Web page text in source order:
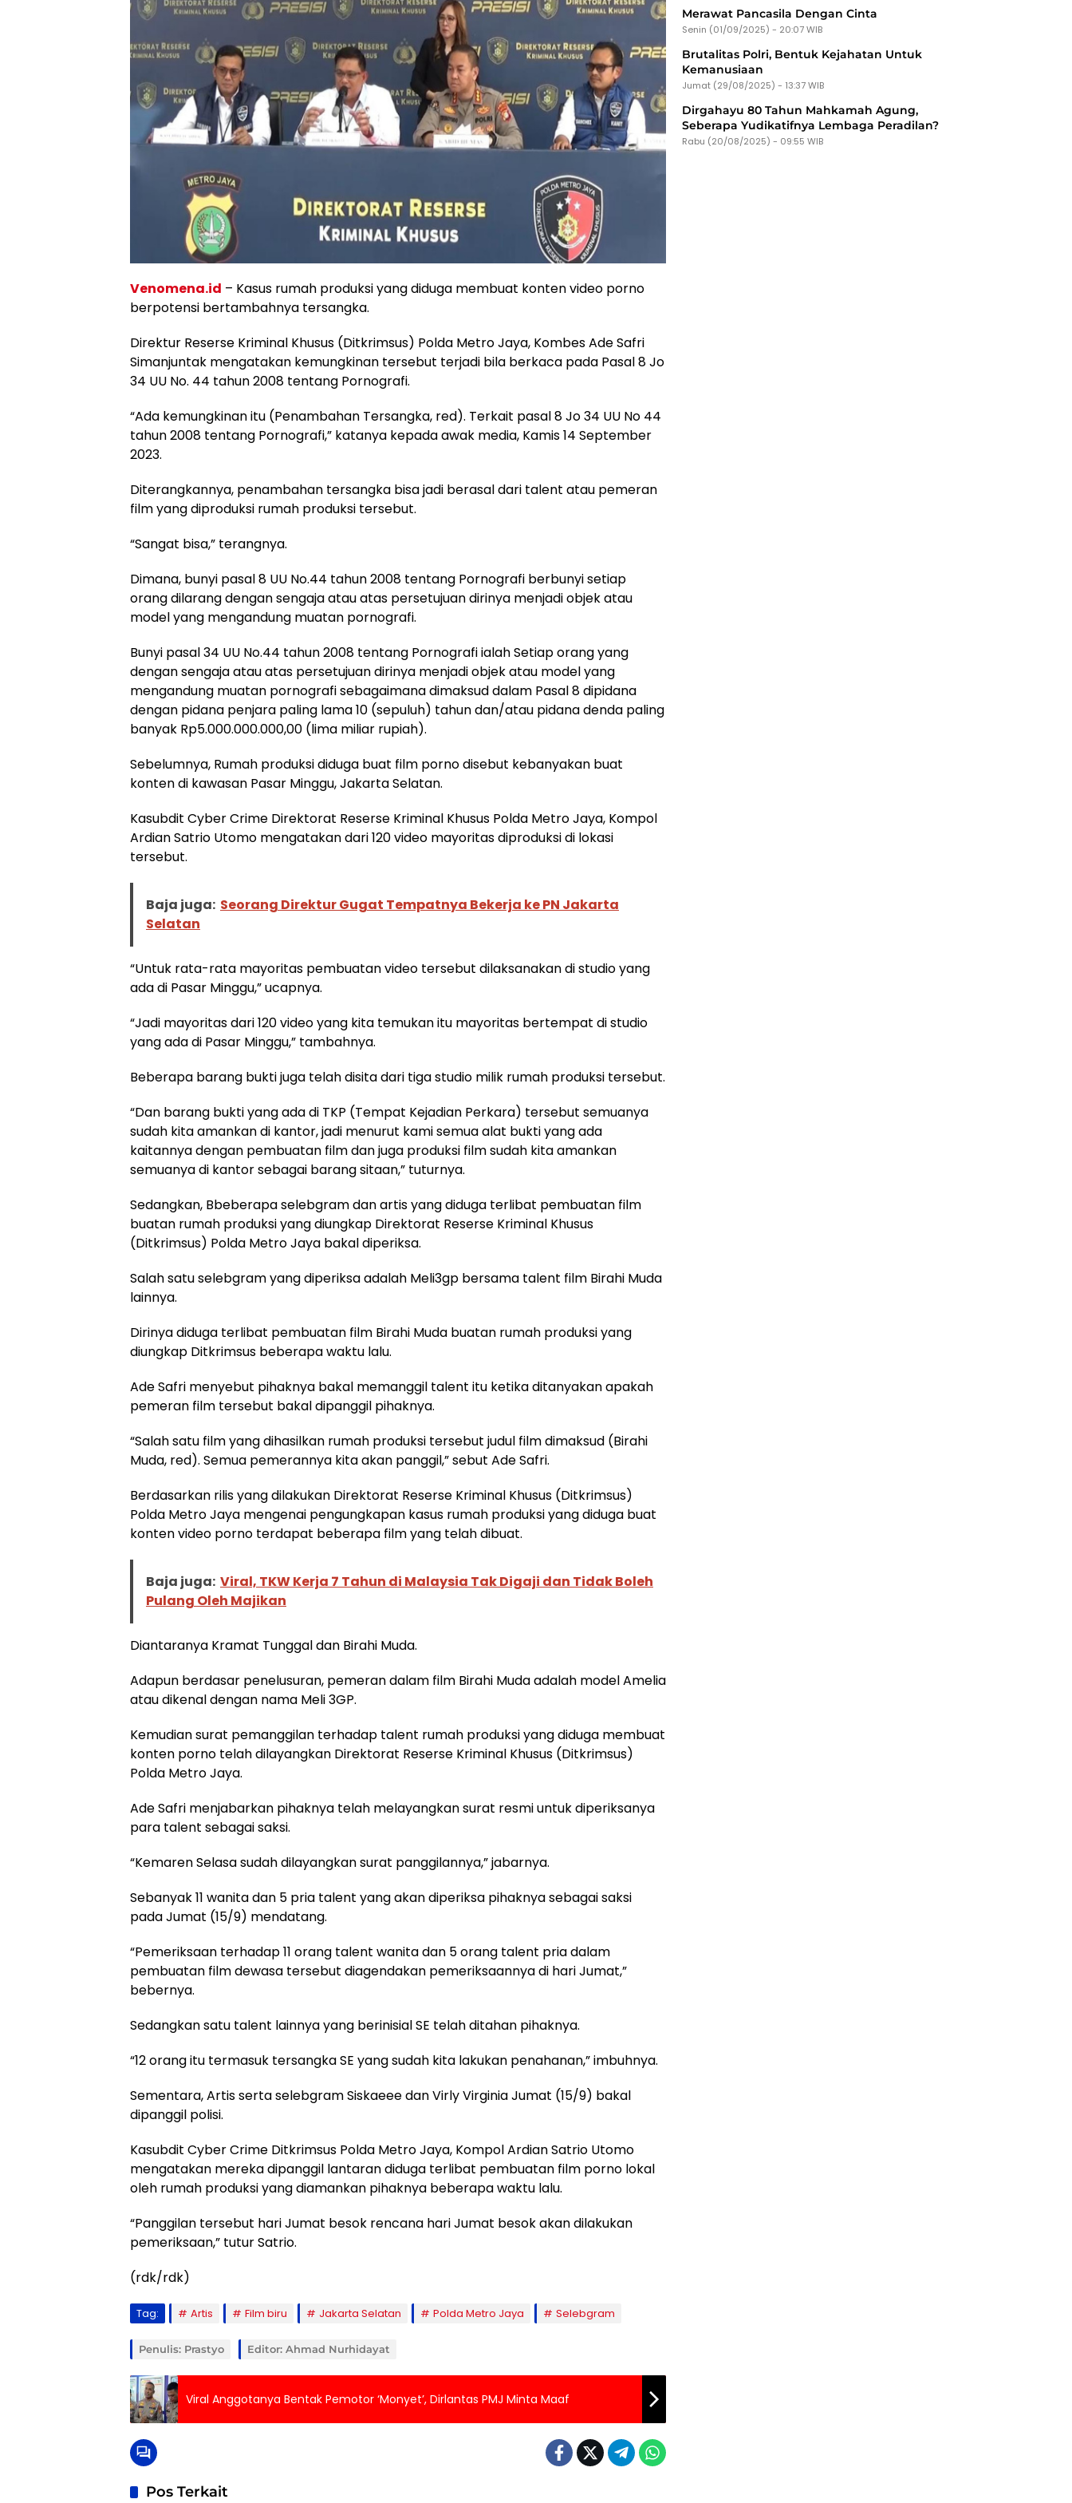
Venomena.id – Kasus rumah produksi yang diduga membuat konten video porno
berpotensi bertambahnya tersangka.
Direktur Reserse Kriminal Khusus (Ditkrimsus) Polda Metro Jaya, Kombes Ade Safri
Simanjuntak mengatakan kemungkinan tersebut terjadi bila berkaca pada Pasal 8 Jo
34 UU No. 44 tahun 2008 tentang Pornografi.
“Ada kemungkinan itu (Penambahan Tersangka, red). Terkait pasal 8 Jo 34 UU No 44
tahun 2008 tentang Pornografi,” katanya kepada awak media, Kamis 14 September
2023.
Diterangkannya, penambahan tersangka bisa jadi berasal dari talent atau pemeran
film yang diproduksi rumah produksi tersebut.
“Sangat bisa,” terangnya.
Dimana, bunyi pasal 8 UU No.44 tahun 2008 tentang Pornografi berbunyi setiap
orang dilarang dengan sengaja atau atas persetujuan dirinya menjadi objek atau
model yang mengandung muatan pornografi.
Bunyi pasal 34 UU No.44 tahun 2008 tentang Pornografi ialah Setiap orang yang
dengan sengaja atau atas persetujuan dirinya menjadi objek atau model yang
mengandung muatan pornografi sebagaimana dimaksud dalam Pasal 8 dipidana
dengan pidana penjara paling lama 10 (sepuluh) tahun dan/atau pidana denda paling
banyak Rp5.000.000.000,00 (lima miliar rupiah).
Sebelumnya, Rumah produksi diduga buat film porno disebut kebanyakan buat
konten di kawasan Pasar Minggu, Jakarta Selatan.
Kasubdit Cyber Crime Direktorat Reserse Kriminal Khusus Polda Metro Jaya, Kompol
Ardian Satrio Utomo mengatakan dari 120 video mayoritas diproduksi di lokasi
tersebut.
Baja juga: Seorang Direktur Gugat Tempatnya Bekerja ke PN Jakarta
Selatan
“Untuk rata-rata mayoritas pembuatan video tersebut dilaksanakan di studio yang
ada di Pasar Minggu,” ucapnya.
“Jadi mayoritas dari 120 video yang kita temukan itu mayoritas bertempat di studio
yang ada di Pasar Minggu,” tambahnya.
Beberapa barang bukti juga telah disita dari tiga studio milik rumah produksi tersebut.
“Dan barang bukti yang ada di TKP (Tempat Kejadian Perkara) tersebut semuanya
sudah kita amankan di kantor, jadi menurut kami semua alat bukti yang ada
kaitannya dengan pembuatan film dan juga produksi film sudah kita amankan
semuanya di kantor sebagai barang sitaan,” tuturnya.
Sedangkan, Bbeberapa selebgram dan artis yang diduga terlibat pembuatan film
buatan rumah produksi yang diungkap Direktorat Reserse Kriminal Khusus
(Ditkrimsus) Polda Metro Jaya bakal diperiksa.
Salah satu selebgram yang diperiksa adalah Meli3gp bersama talent film Birahi Muda
lainnya.
Dirinya diduga terlibat pembuatan film Birahi Muda buatan rumah produksi yang
diungkap Ditkrimsus beberapa waktu lalu.
Ade Safri menyebut pihaknya bakal memanggil talent itu ketika ditanyakan apakah
pemeran film tersebut bakal dipanggil pihaknya.
“Salah satu film yang dihasilkan rumah produksi tersebut judul film dimaksud (Birahi
Muda, red). Semua pemerannya kita akan panggil,” sebut Ade Safri.
Berdasarkan rilis yang dilakukan Direktorat Reserse Kriminal Khusus (Ditkrimsus)
Polda Metro Jaya mengenai pengungkapan kasus rumah produksi yang diduga buat
konten video porno terdapat beberapa film yang telah dibuat.
Baja juga: Viral, TKW Kerja 7 Tahun di Malaysia Tak Digaji dan Tidak Boleh
Pulang Oleh Majikan
Diantaranya Kramat Tunggal dan Birahi Muda.
Adapun berdasar penelusuran, pemeran dalam film Birahi Muda adalah model Amelia
atau dikenal dengan nama Meli 3GP.
Kemudian surat pemanggilan terhadap talent rumah produksi yang diduga membuat
konten porno telah dilayangkan Direktorat Reserse Kriminal Khusus (Ditkrimsus)
Polda Metro Jaya.
Ade Safri menjabarkan pihaknya telah melayangkan surat resmi untuk diperiksanya
para talent sebagai saksi.
“Kemaren Selasa sudah dilayangkan surat panggilannya,” jabarnya.
Sebanyak 11 wanita dan 5 pria talent yang akan diperiksa pihaknya sebagai saksi
pada Jumat (15/9) mendatang.
“Pemeriksaan terhadap 11 orang talent wanita dan 5 orang talent pria dalam
pembuatan film dewasa tersebut diagendakan pemeriksaannya di hari Jumat,”
bebernya.
Sedangkan satu talent lainnya yang berinisial SE telah ditahan pihaknya.
“12 orang itu termasuk tersangka SE yang sudah kita lakukan penahanan,” imbuhnya.
Sementara, Artis serta selebgram Siskaeee dan Virly Virginia Jumat (15/9) bakal
dipanggil polisi.
Kasubdit Cyber Crime Ditkrimsus Polda Metro Jaya, Kompol Ardian Satrio Utomo
mengatakan mereka dipanggil lantaran diduga terlibat pembuatan film porno lokal
oleh rumah produksi yang diamankan pihaknya beberapa waktu lalu.
“Panggilan tersebut hari Jumat besok rencana hari Jumat besok akan dilakukan
pemeriksaan,” tutur Satrio.
(rdk/rdk)
Tag: Artis Film biru Jakarta Selatan Polda Metro Jaya Selebgram
Penulis: Prastyo Editor: Ahmad Nurhidayat
Viral Anggotanya Bentak Pemotor ‘Monyet’, Dirlantas PMJ Minta Maaf
Pos Terkait
Merawat Pancasila Dengan Cinta
Senin (01/09/2025) - 20:07 WIB
Brutalitas Polri, Bentuk Kejahatan Untuk
Kemanusiaan
Jumat (29/08/2025) - 13:37 WIB
Dirgahayu 80 Tahun Mahkamah Agung,
Seberapa Yudikatifnya Lembaga Peradilan?
Rabu (20/08/2025) - 09:55 WIB